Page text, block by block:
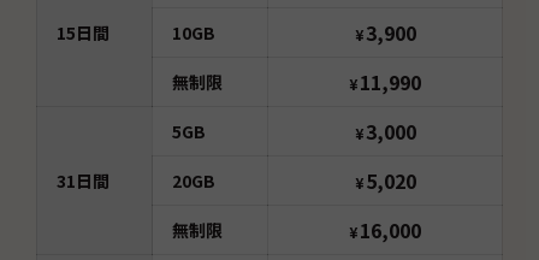
15日間 10GB ¥ 3,900
無制限 ¥11,990
31日間
5GB ¥ 3,000
20GB ¥ 5,020
無制限 ¥16,000